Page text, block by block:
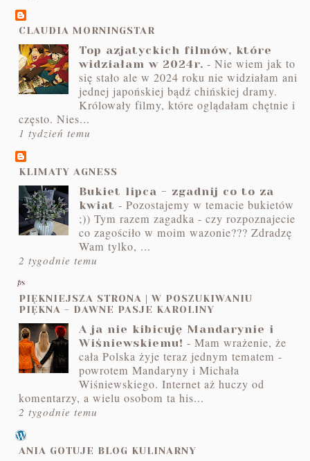
CLAUDIA MORNINGSTAR
Top azjatyckich filmów, które
widziałam w 2024r. -Nie wiem jak to
się stało ale w 2024 roku nie widziałam ani
jednej japońskiej bądź chińskiej dramy.
Królowały filmy, które oglądałam chętnie i
często. Nies...
1 tydzień temu
KLIMATY AGNESS
Bukiet lipca - zgadnij co to za
kwiat -Pozostajemy w temacie bukietów
;)) Tym razem zagadka - czy rozpoznajecie
co zagościło w moim wazonie??? Zdradzę
Wam tylko, ...
2 tygodnie temu
PIĘKNIEJSZA STRONA | W POSZUKIWANIU
PIĘKNA - DAWNE PASJE KAROLINY
A ja nie kibicuję Mandarynie i
Wiśniewskiemu! -Mam wrażenie, że
cała Polska żyje teraz jednym tematem -
powrotem Mandaryny i Michała
Wiśniewskiego. Internet aż huczy od
komentarzy, a wielu osobom ta his...
2 tygodnie temu
ANIA GOTUJE BLOG KULINARNY